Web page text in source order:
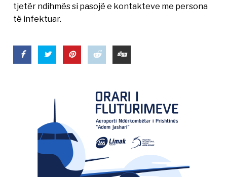
tjetër ndihmës si pasojë e kontakteve me persona
të infektuar.